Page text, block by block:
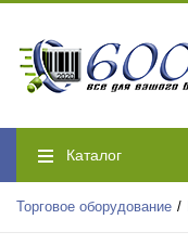
Каталог
Торговое оборудование